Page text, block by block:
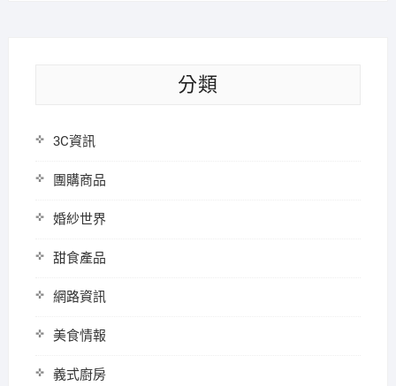
分類
3C資訊
團購商品
婚紗世界
甜食產品
網路資訊
美食情報
義式廚房